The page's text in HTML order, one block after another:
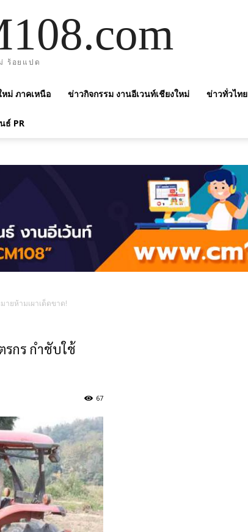
ร้อยแปด
หม่ ภาคเหนือ ข่าวกิจกรรม งานอีเวนท์เชียงใหม่ ข่าวทั่วไทย
ธ์ PR
ายห้ามเผาเด็ดขาด!
รกร กำชับใช้
67